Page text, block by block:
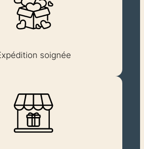
soignée